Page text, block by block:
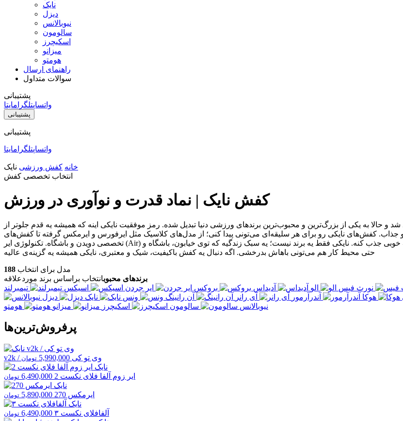
نایک
دیزل
نیوبالانس
سالومون
اسکیچرز
میزانو
هومتو
راهنمای ارسال
سوالات متداول
پشتیبانی
واتساپتلگرامایتا
پشتیبانی
پشتیبانی
واتساپتلگرامایتا
خانه کفش ورزشی نایک
انتخاب تخصصی کفش
کفش نایک | نماد قدرت و نوآوری در ورزش
این برند آمریکایی سال ۱۹۶۴ توی اورگن متولد شد و حالا به یکی از بزرگ‌ترین و محبوب‌ترین برندهای ورزشی دنیا تبدیل شده. رمز موفقیت نایکی اینه که همیشه یه قدم جلوتر از
جذاب. کفش‌های نایکی رو برای هر سلیقه‌ای می‌تونی پیدا کنی؛ از مدل‌های کلاسیک مثل ایرفورس و ایرمکس گرفته تا کفش‌های
تخصصی دویدن و باشگاه. تکنولوژی ایر (Air) توی کفش‌هاش باعث میشه که پات حسابی نرم و راحت باشه و ضربه رو به خوبی جذب کنه. نایکی فقط یه برند نیست؛ یه سبک زندگیه که توی خیابون، باشگاه و
حتی محیط کار هم می‌تونی باهاش بدرخشی. اگه دنبال یه کفش باکیفیت، شیک و معتبری، نایکی همیشه یه گزینه‌ی عالیه
188 مدل برای انتخاب
برندهای محبوبانتخاب براساس برند موردعلاقه
نورث فیس الو آدیداس بروکس ایر جردن اسیکس
تیمبرلند
هوکا آندرآرمور آی رانر آن رانینگ ونس نایک
دیزل
نیوبالانس
سالومون اسکیچرز میزانو هومتو
پرفروش‌ترین‌ها
v2k / وی تو کی 5,990,000 تومان
ایر زوم آلفا فلای نکست 2 6,490,000 تومان
ایرمکس 270 5,890,000 تومان
آلفافلای نکست ۳ 6,490,000 تومان